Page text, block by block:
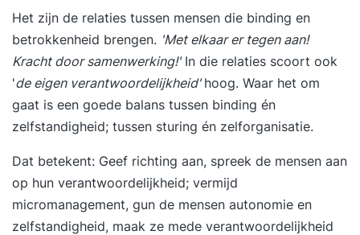
Het zijn de relaties tussen mensen die binding en
betrokkenheid brengen. 'Met elkaar er tegen aan!
Kracht door samenwerking!'In die relaties scoort ook
'de eigen verantwoordelijkheid'hoog. Waar het om
gaat is een goede balans tussen binding én
zelfstandigheid; tussen sturing én zelforganisatie.
Dat betekent: Geef richting aan, spreek de mensen aan
op hun verantwoordelijkheid; vermijd
micromanagement, gun de mensen autonomie en
zelfstandigheid, maak ze mede verantwoordelijkheid